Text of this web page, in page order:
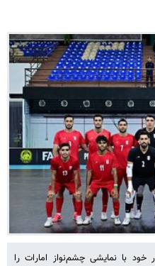
خود با نمایشی چشم‌نواز امارات را